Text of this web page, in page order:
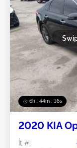
6h : 44m : 34s
2020 KIA
Ít #: